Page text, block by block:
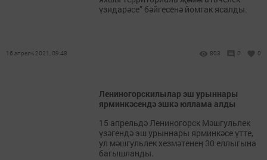
үзидарәсе” бәйгесенә йомгак ясалды.
16 апрель 2021, 09:48 803 0 0
Лениногорскилылар эш урыннары
ярминкәсендә эшкә юллама алды
15 апрельдә Лениногорск Мәшгульлек
үзәгендә эш урыннары ярминкәсе үтте,
ул мәшгульлек хезмәтенең 30 еллыгына
багышланды.